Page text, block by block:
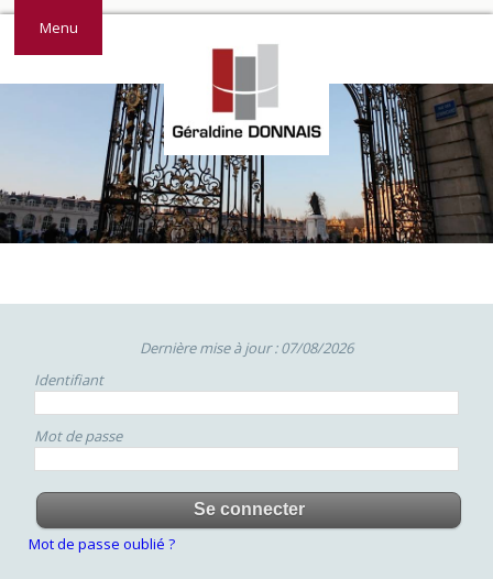
Menu
Dernière mise à jour : 07/08/2026
Identifiant
Mot de passe
Mot de passe oublié ?